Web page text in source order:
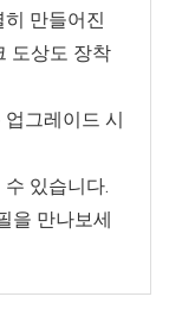
만들어진
도상도 장착
그레이드 시
있습니다.
을 만나보세